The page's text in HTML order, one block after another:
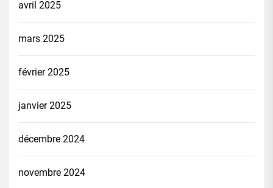
avril 2025
mars 2025
février 2025
janvier 2025
décembre 2024
novembre 2024